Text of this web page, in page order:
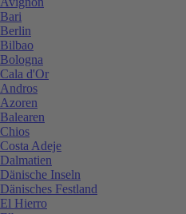
Bari
Berlin
Bilbao
Bologna
Cala d'Or
Andros
Azoren
Balearen
Chios
Costa Adeje
Dalmatien
Dänische Inseln
Dänisches Festland
El Hierro